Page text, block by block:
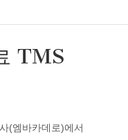
TMS
(엠바카데로)에서